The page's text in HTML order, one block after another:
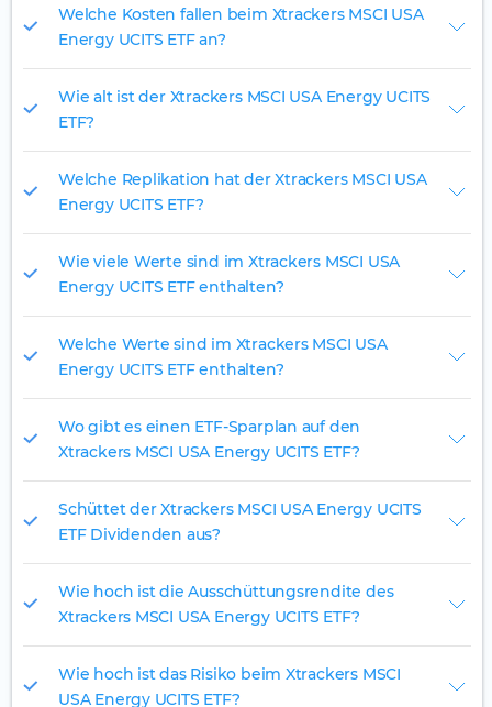
Welche Kosten fallen beim Xtrackers MSCI USA
Energy UCITS ETF an?
Wie alt ist der Xtrackers MSCI USA Energy UCITS
ETF?
Welche Replikation hat der Xtrackers MSCI USA
Energy UCITS ETF?
Wie viele Werte sind im Xtrackers MSCI USA
Energy UCITS ETF enthalten?
Welche Werte sind im Xtrackers MSCI USA
Energy UCITS ETF enthalten?
Wo gibt es einen ETF-Sparplan auf den
Xtrackers MSCI USA Energy UCITS ETF?
Schüttet der Xtrackers MSCI USA Energy UCITS
ETF Dividenden aus?
Wie hoch ist die Ausschüttungsrendite des
Xtrackers MSCI USA Energy UCITS ETF?
Wie hoch ist das Risiko beim Xtrackers MSCI
USA Energy UCITS ETF?